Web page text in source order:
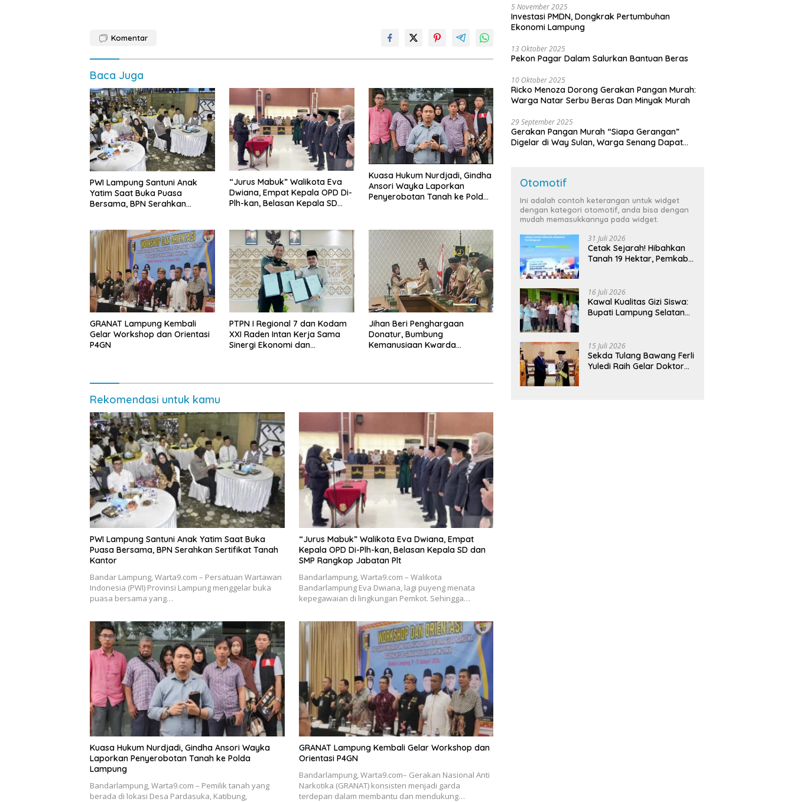
Komentar
Baca Juga
PWI Lampung Santuni Anak
Yatim Saat Buka Puasa
Bersama, BPN Serahkan
“Jurus Mabuk” Walikota Eva
Dwiana, Empat Kepala OPD Di-
Plh-kan, Belasan Kepala SD
Kuasa Hukum Nurdjadi, Gindha
Ansori Wayka Laporkan
Penyerobotan Tanah ke Polda
GRANAT Lampung Kembali
Gelar Workshop dan Orientasi
P4GN
PTPN I Regional 7 dan Kodam
XXI Raden Intan Kerja Sama
Sinergi Ekonomi dan
Jihan Beri Penghargaan
Donatur, Bumbung
Kemanusiaan Kwarda
Rekomendasi untuk kamu
PWI Lampung Santuni Anak Yatim Saat Buka
Puasa Bersama, BPN Serahkan Sertifikat Tanah
Kantor
Bandar Lampung, Warta9.com – Persatuan Wartawan
Indonesia (PWI) Provinsi Lampung menggelar buka
puasa bersama yang…
“Jurus Mabuk” Walikota Eva Dwiana, Empat
Kepala OPD Di-Plh-kan, Belasan Kepala SD dan
SMP Rangkap Jabatan Plt
Bandarlampung, Warta9.com – Walikota
Bandarlampung Eva Dwiana, lagi puyeng menata
kepegawaian di lingkungan Pemkot. Sehingga…
Kuasa Hukum Nurdjadi, Gindha Ansori Wayka
Laporkan Penyerobotan Tanah ke Polda
Lampung
Bandarlampung, Warta9.com – Pemilik tanah yang
berada di lokasi Desa Pardasuka, Katibung,
GRANAT Lampung Kembali Gelar Workshop dan
Orientasi P4GN
Bandarlampung, Warta9.com– Gerakan Nasional Anti
Narkotika (GRANAT) konsisten menjadi garda
terdepan dalam membantu dan mendukung…
5 November 2025
Investasi PMDN, Dongkrak Pertumbuhan
Ekonomi Lampung
13 Oktober 2025
Pekon Pagar Dalam Salurkan Bantuan Beras
10 Oktober 2025
Ricko Menoza Dorong Gerakan Pangan Murah:
Warga Natar Serbu Beras Dan Minyak Murah
29 September 2025
Gerakan Pangan Murah “Siapa Gerangan”
Digelar di Way Sulan, Warga Senang Dapat
Otomotif
Ini adalah contoh keterangan untuk widget
dengan kategori otomotif, anda bisa dengan
mudah memasukkannya pada widget.
31 Juli 2026
Cetak Sejarah! Hibahkan
Tanah 19 Hektar, Pemkab
Terintegrasi Pertama di
Lampung
16 Juli 2026
Kawal Kualitas Gizi Siswa:
Bupati Lampung Selatan
Bergizi Gratis di Natar
15 Juli 2026
Sekda Tulang Bawang Ferli
Yuledi Raih Gelar Doktor